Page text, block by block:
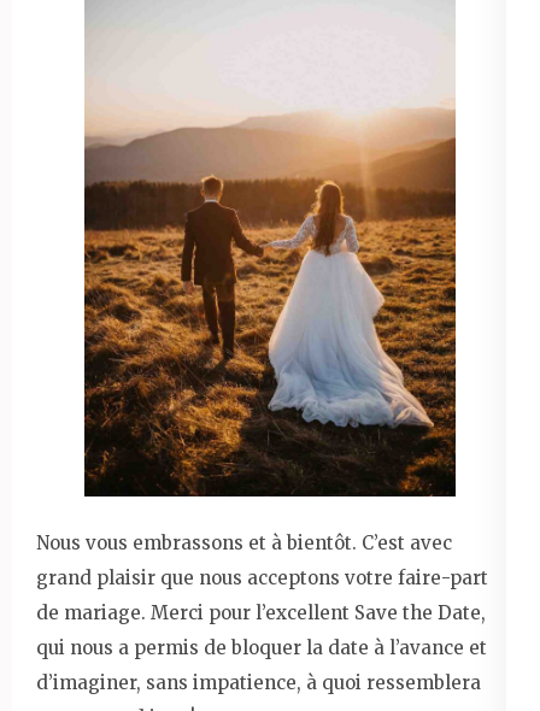
Nous vous embrassons et à bientôt. C’est avec
grand plaisir que nous acceptons votre faire-part
de mariage. Merci pour l’excellent Save the Date,
qui nous a permis de bloquer la date à l’avance et
d’imaginer, sans impatience, à quoi ressemblera